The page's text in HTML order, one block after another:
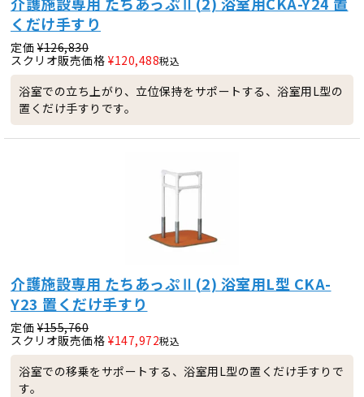
くだけ手すり
定価 ¥126,830
スクリオ販売価格 ¥120,488税込
浴室での立ち上がり、立位保持をサポートする、浴室用L型の
置くだけ手すりです。
介護施設専用 たちあっぷⅡ(2) 浴室用L型 CKA-
Y23 置くだけ手すり
定価 ¥155,760
スクリオ販売価格 ¥147,972税込
浴室での移乗をサポートする、浴室用L型の置くだけ手すりで
す。